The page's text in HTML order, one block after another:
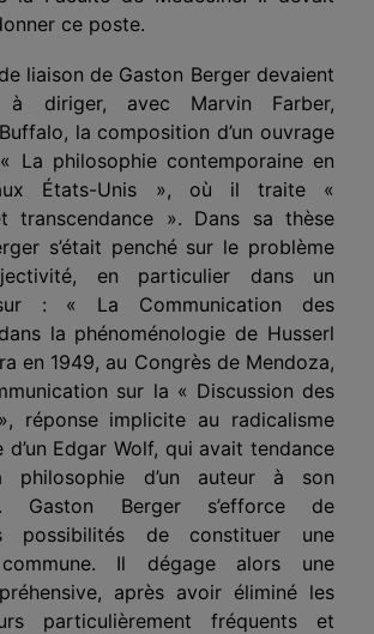
ce poste.
liaison de Gaston Berger devaient
à diriger, avec Marvin Farber,
la composition d’un ouvrage
La philosophie contemporaine en
États-Unis », où il traite «
transcendance ». Dans sa thèse
s’était penché sur le problème
en particulier dans un
: « La Communication des
la phénoménologie de Husserl
en 1949, au Congrès de Mendoza,
sur la « Discussion des
réponse implicite au radicalisme
d’un Edgar Wolf, qui avait tendance
d’un auteur à son
Gaston Berger s’efforce de
possibilités de constituer une
commune. Il dégage alors une
après avoir éliminé les
particulièrement fréquents et